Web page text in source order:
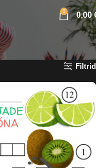
0 0,00
Filtrid